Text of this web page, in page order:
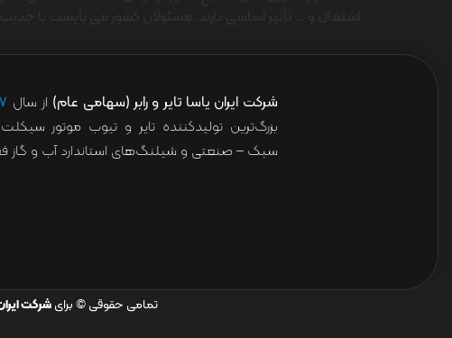
شرکت ایران یاسا تایر و رابر (سهامی عام) از سال
بزرگ‌ترین تولیدکننده تایر و تیوب موتور
سبک – صنعتی و شیلنگ‌های استاندارد آب و گاز
تمامی حقوقی © برایشرکت